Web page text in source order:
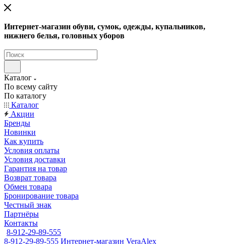
Интернет-магазин обуви, сумок, одежды, купальников,
нижнего белья, головных уборов
Каталог
По всему сайту
По каталогу
Каталог
Акции
Бренды
Новинки
Как купить
Условия оплаты
Условия доставки
Гарантия на товар
Возврат товара
Обмен товара
Бронирование товара
Честный знак
Партнёры
Контакты
8-912-29-89-555
8-912-29-89-555 Интернет-магазин VeraAlex